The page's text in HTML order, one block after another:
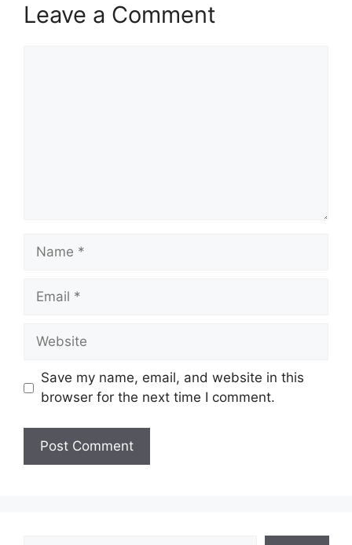
Leave a Comment
Name
Email
Website
Save my name, email, and website in this
browser for the next time I comment.